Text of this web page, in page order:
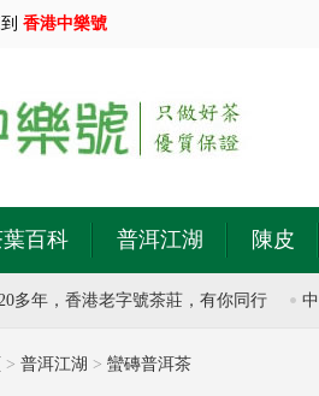
香港中樂號
百科 普洱江湖 陳皮
，香港老字號茶莊，有你同行 中
> 普洱江湖 > 蠻磚普洱茶